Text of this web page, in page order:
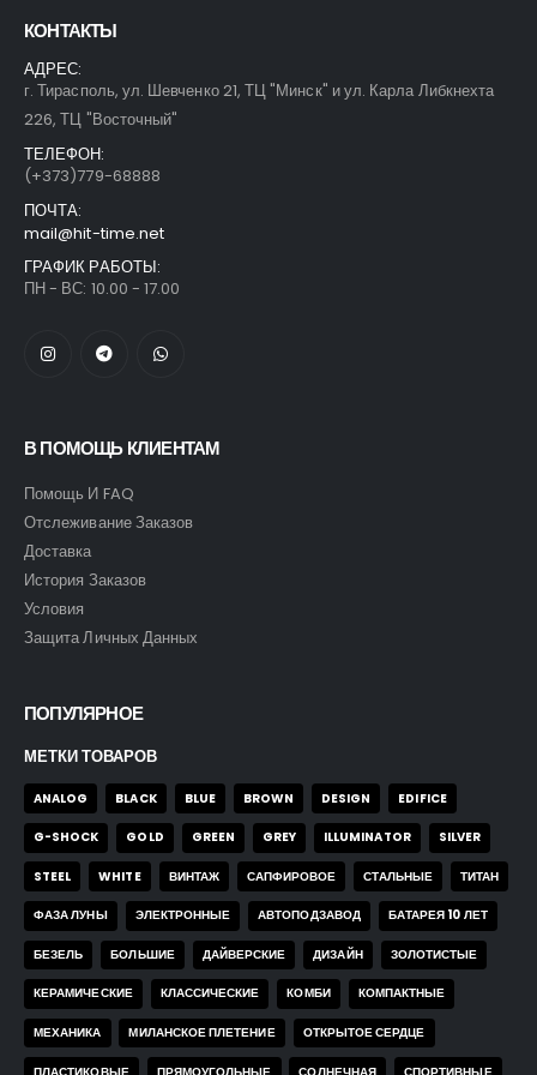
КОНТАКТЫ
АДРЕС:
г. Тирасполь, ул. Шевченко 21, ТЦ "Минск" и ул. Карла Либкнехта
226, ТЦ "Восточный"
ТЕЛЕФОН:
(+373)779-68888
ПОЧТА:
mail@hit-time.net
ГРАФИК РАБОТЫ:
ПН - ВС: 10.00 - 17.00
В ПОМОЩЬ КЛИЕНТАМ
Помощь И FAQ
Отслеживание Заказов
Доставка
История Заказов
Условия
Защита Личных Данных
ПОПУЛЯРНОЕ
МЕТКИ ТОВАРОВ
ANALOG BLACK BLUE BROWN DESIGN EDIFICE
G-SHOCK GOLD GREEN GREY ILLUMINATOR SILVER
STEEL WHITE ВИНТАЖ САПФИРОВОЕ СТАЛЬНЫЕ ТИТАН
ФАЗА ЛУНЫ ЭЛЕКТРОННЫЕ АВТОПОДЗАВОД БАТАРЕЯ 10 ЛЕТ
БЕЗЕЛЬ БОЛЬШИЕ ДАЙВЕРСКИЕ ДИЗАЙН ЗОЛОТИСТЫЕ
КЕРАМИЧЕСКИЕ КЛАССИЧЕСКИЕ КОМБИ КОМПАКТНЫЕ
МЕХАНИКА МИЛАНСКОЕ ПЛЕТЕНИЕ ОТКРЫТОЕ СЕРДЦЕ